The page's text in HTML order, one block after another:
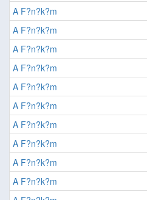
A F?n?k?m
A F?n?k?m
A F?n?k?m
A F?n?k?m
A F?n?k?m
A F?n?k?m
A F?n?k?m
A F?n?k?m
A F?n?k?m
A F?n?k?m